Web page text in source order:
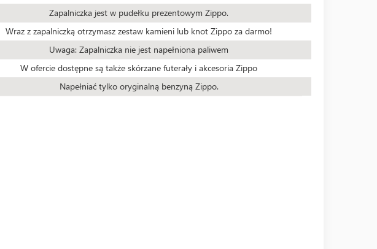
Zapalniczka jest w pudełku prezentowym Zippo.
Wraz z zapalniczką otrzymasz zestaw kamieni lub knot Zippo za darmo!
Uwaga: Zapalniczka nie jest napełniona paliwem
W ofercie dostępne są także skórzane futerały i akcesoria Zippo
Napełniać tylko oryginalną benzyną Zippo.